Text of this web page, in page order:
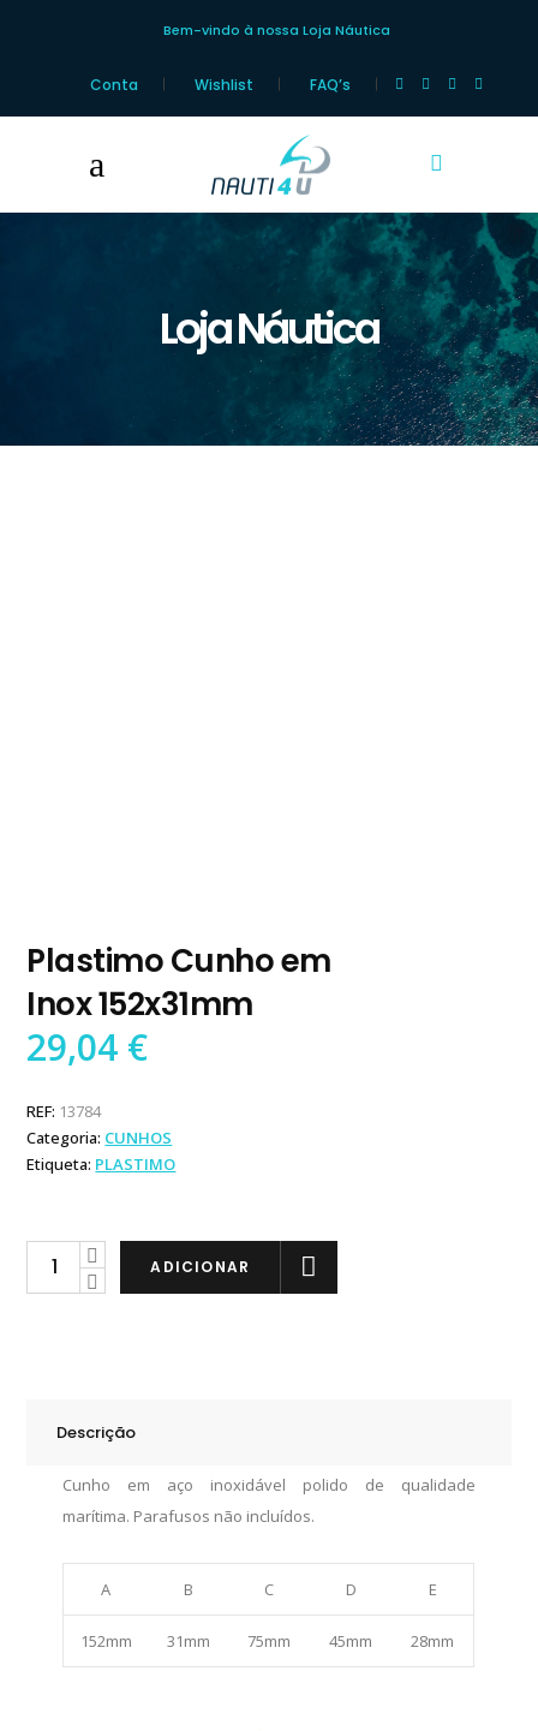
Bem-vindo à nossa Loja Náutica
Conta Wishlist FAQ’s
Loja Náutica
Plastimo Cunho em
Inox 152x31mm
29,04 €
REF: 13784
Categoria: CUNHOS
Etiqueta: PLASTIMO
Plastimo
ADICIONAR
Descrição
Cunho em aço inoxidável polido de qualidade
marítima. Parafusos não incluídos.
A B C D E
152mm 31mm 75mm 45mm 28mm